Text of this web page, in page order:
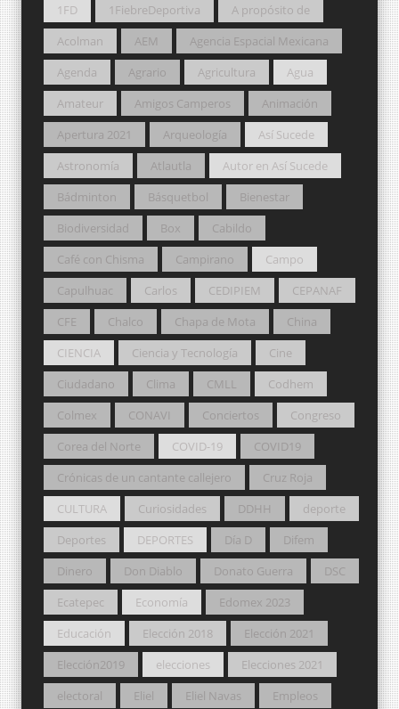
1FD 1FiebreDeportiva
A propósito de
Acolman
AEM
Agencia Espacial Mexicana
Agenda
Agrario Agricultura
Agua
Amateur
Amigos Camperos
Animación
Apertura 2021
Arqueología
Así Sucede
Astronomía
Atlautla
Autor en Así Sucede
Bádminton
Básquetbol
Bienestar
Biodiversidad
Box
Cabildo
Café con Chisma
Campirano
Campo
Capulhuac
Carlos CEDIPIEM
CEPANAF
CFE
Chalco Chapa de Mota
China
CIENCIA
Ciencia y Tecnología
Cine
Ciudadano
Clima CMLL
Codhem
Colmex
CONAVI Conciertos
Congreso
Corea del Norte
COVID-19
COVID19
Crónicas de un cantante callejero
Cruz Roja
CULTURA
Curiosidades DDHH
deporte
Deportes
DEPORTES Día D
Difem
Dinero
Don Diablo Donato Guerra
DSC
Ecatepec
Economía
Edomex 2023
Educación
Elección 2018
Elección 2021
Elección2019
elecciones
Elecciones 2021
electoral
Eliel Eliel Navas
Empleos